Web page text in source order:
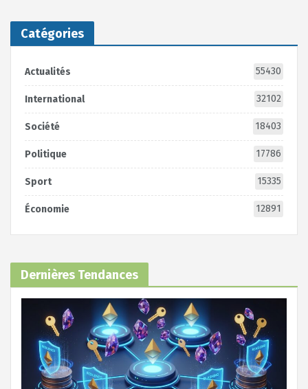
Catégories
Actualités 55430
International 32102
Société 18403
Politique 17786
Sport 15335
Économie 12891
Dernières Tendances